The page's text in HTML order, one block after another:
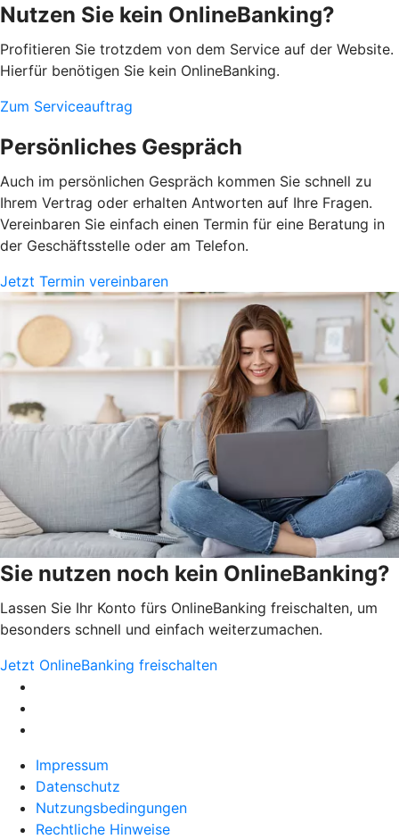
Nutzen Sie kein OnlineBanking?
Profitieren Sie trotzdem von dem Service auf der Website.
Hierfür benötigen Sie kein OnlineBanking.
Zum Serviceauftrag
Persönliches Gespräch
Auch im persönlichen Gespräch kommen Sie schnell zu
Ihrem Vertrag oder erhalten Antworten auf Ihre Fragen.
Vereinbaren Sie einfach einen Termin für eine Beratung in
der Geschäftsstelle oder am Telefon.
Jetzt Termin vereinbaren
Sie nutzen noch kein OnlineBanking?
Lassen Sie Ihr Konto fürs OnlineBanking freischalten, um
besonders schnell und einfach weiterzumachen.
Jetzt OnlineBanking freischalten
Impressum
Datenschutz
Nutzungsbedingungen
Rechtliche Hinweise